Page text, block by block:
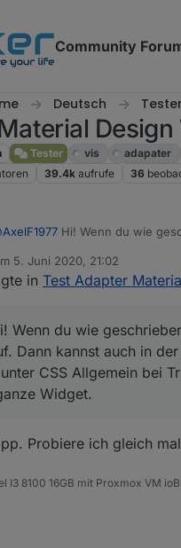
Community
Deutsch Tester
Tester vis adapater
39.4k aufrufe 36
AxelF1977 Hi! Wenn du wie
du aber unter CSS
ganze Widget.
5. Juni 2020, 21:02
von
in Test Adapter
Wenn du wie
Dann kannst auch in
CSS Allgemein bei
Widget.
Probiere ich gleich
I3 8100 16GB mit Proxmox VM